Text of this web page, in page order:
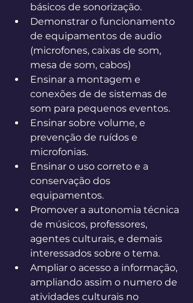
básicos de sonorização.
Demonstrar o funcionamento
de equipamentos de audio
(microfones, caixas de som,
mesa de som, cabos)
Ensinar a montagem e
conexões de de sistemas de
som para pequenos eventos.
Ensinar sobre volume, e
prevenção de ruídos e
microfonias.
Ensinar o uso correto e a
conservação dos
equipamentos.
Promover a autonomia técnica
de músicos, professores,
agentes culturais, e demais
interessados sobre o tema.
Ampliar o acesso a informação,
ampliando assim o numero de
atividades culturais no